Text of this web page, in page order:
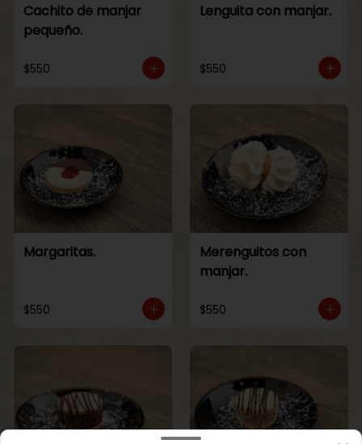
Cachito de manjar
pequeño.
$550
Lenguita con manjar.
$550
Margaritas.
$550
Merenguitos con
manjar.
$550